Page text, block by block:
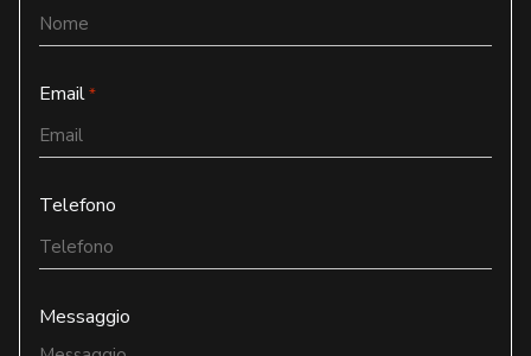
Email*
Telefono
Messaggio